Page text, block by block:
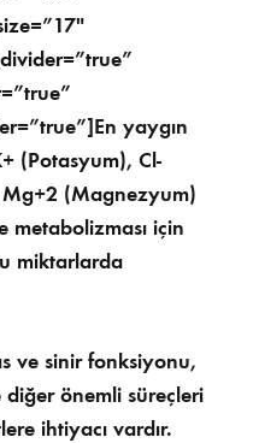
yaygın
(Potasyum), Cl-
(Magnezyum)
metabolizması için
miktarlarda
ve sinir fonksiyonu,
diğer önemli süreçleri
ihtiyacı vardır.